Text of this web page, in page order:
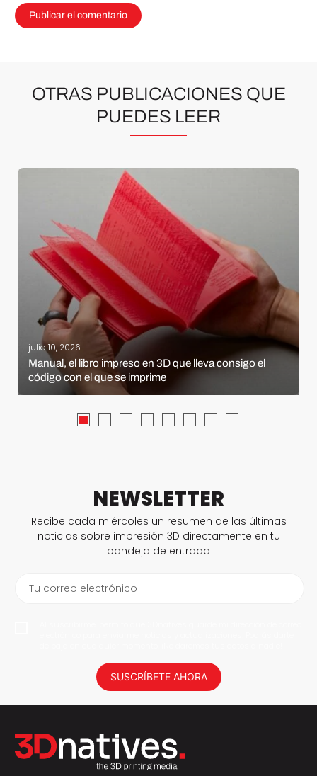
OTRAS PUBLICACIONES QUE
PUEDES LEER
julio 10, 2026
Manual, el libro impreso en 3D que lleva consigo el
código con el que se imprime
NEWSLETTER
Recibe cada miércoles un resumen de las últimas
noticias sobre impresión 3D directamente en tu
bandeja de entrada
Tu correo electrónico
SUSCRÍBETE AHORA